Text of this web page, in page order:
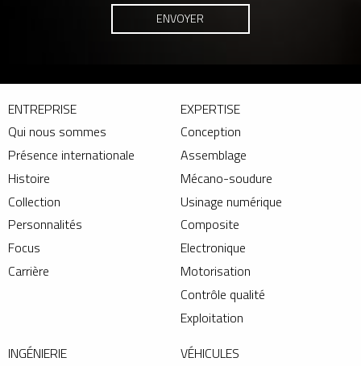
ENTREPRISE
Qui nous sommes
Présence internationale
Histoire
Collection
Personnalités
Focus
Carrière
EXPERTISE
Conception
Assemblage
Mécano-soudure
Usinage numérique
Composite
Electronique
Motorisation
Contrôle qualité
Exploitation
INGÉNIERIE
VÉHICULES